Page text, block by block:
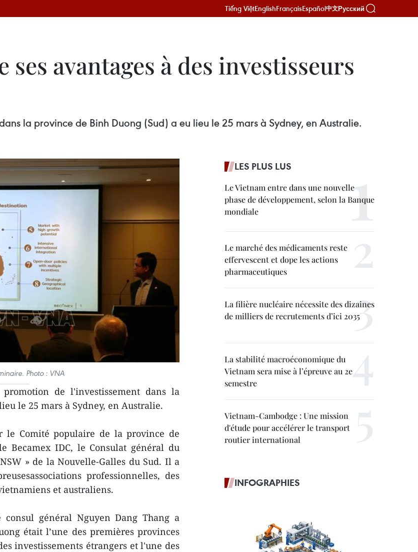
Tiếng ViệtEnglishFrançaisEspañol中文Русский
avantages à des investisseurs
la province de Binh Duong (Sud) a eu lieu le 25 mars à Sydney, en Australie.
Photo : VNA
de l'investissement dans la
le 25 mars à Sydney, en Australie.
le Comité populaire de la province de
Becamex IDC, le Consulat général du
» de la Nouvelle-Galles du Sud. Il a
professionnelles, des
et australiens.
général Nguyen Dang Thang a
était l’une des premières provinces
investissements étrangers et l'une des
LES PLUS LUS
Le Vietnam entre dans une nouvelle
phase de développement, selon la Banque
mondiale
Le marché des médicaments reste
effervescent et dope les actions
pharmaceutiques
La filière nucléaire nécessite des dizaines
de milliers de recrutements d’ici 2035
La stabilité macroéconomique du
Vietnam sera mise à l’épreuve au 2e
semestre
Vietnam-Cambodge : Une mission
d'étude pour accélérer le transport
routier international
INFOGRAPHIES